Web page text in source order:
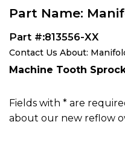
Part Name:
Part #:813556-XX
Contact Us About:
Machine Tooth
Fields with * are
about our new reflow